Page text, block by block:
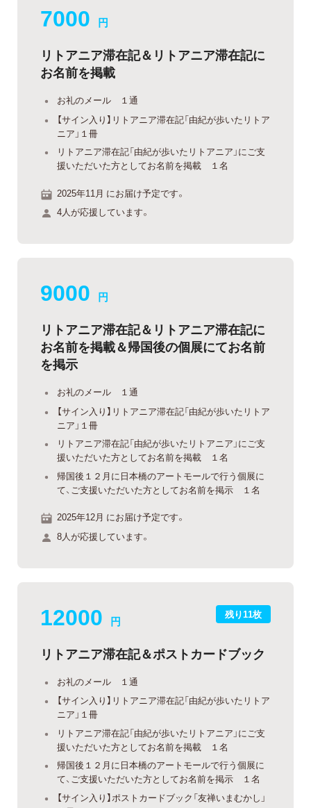
7000 円
リトアニア滞在記＆リトアニア滞在記に
お名前を掲載
お礼のメール １通
【サイン入り】リトアニア滞在記「由紀が歩いたリトア
ニア」１冊
リトアニア滞在記「由紀が歩いたリトアニア」にご支
援いただいた方としてお名前を掲載 １名
2025年11月 にお届け予定です。
4人が応援しています。
9000 円
リトアニア滞在記＆リトアニア滞在記に
お名前を掲載＆帰国後の個展にてお名前
を掲示
お礼のメール １通
【サイン入り】リトアニア滞在記「由紀が歩いたリトア
ニア」１冊
リトアニア滞在記「由紀が歩いたリトアニア」にご支
援いただいた方としてお名前を掲載 １名
帰国後１２月に日本橋のアートモールで行う個展に
て、ご支援いただいた方としてお名前を掲示 １名
2025年12月 にお届け予定です。
8人が応援しています。
残り11枚
12000 円
リトアニア滞在記＆ポストカードブック
お礼のメール １通
【サイン入り】リトアニア滞在記「由紀が歩いたリトア
ニア」１冊
リトアニア滞在記「由紀が歩いたリトアニア」にご支
援いただいた方としてお名前を掲載 １名
帰国後１２月に日本橋のアートモールで行う個展に
て、ご支援いただいた方としてお名前を掲示 １名
【サイン入り】ポストカードブック「友禅いまむかし」